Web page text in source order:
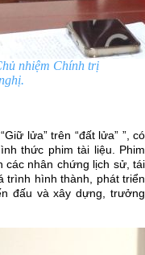
nhiệm Chính trị
lửa” trên “đất lửa” ”, có
thức phim tài liệu. Phim
các nhân chứng lịch sử, tái
trình hình thành, phát triển
đấu và xây dựng, trưởng